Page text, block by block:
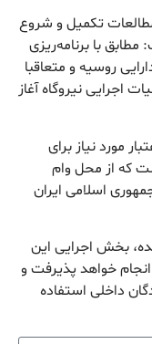
مطالعات تکمیل و شروع
با برنامه‌ریزی
روسیه و متعاقبا
اجرایی نیروگاه آغاز
مورد نیاز برای
یورو است که از محل وام
اسلامی ایران
بخش اجرایی این
انجام خواهد پذیرفت و
داخلی استفاده